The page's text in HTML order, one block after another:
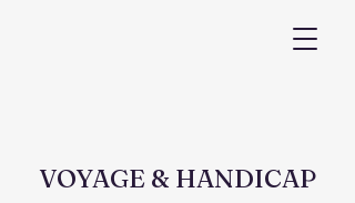
VOYAGE & HANDICAP